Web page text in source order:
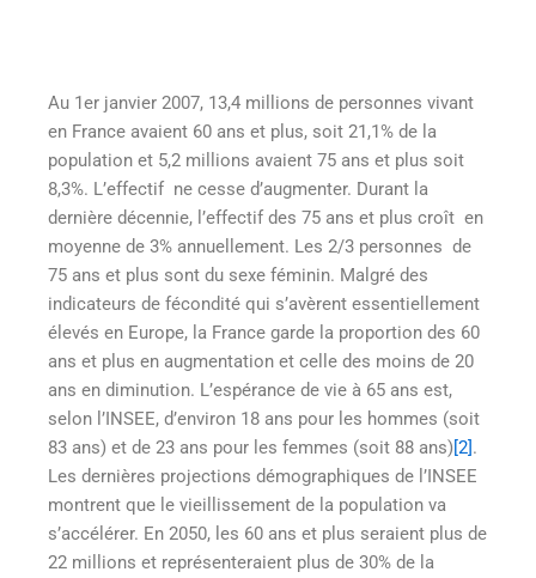
Au 1er janvier 2007, 13,4 millions de personnes vivant
en France avaient 60 ans et plus, soit 21,1% de la
population et 5,2 millions avaient 75 ans et plus soit
8,3%. L’effectif ne cesse d’augmenter. Durant la
dernière décennie, l’effectif des 75 ans et plus croît en
moyenne de 3% annuellement. Les 2/3 personnes de
75 ans et plus sont du sexe féminin. Malgré des
indicateurs de fécondité qui s’avèrent essentiellement
élevés en Europe, la France garde la proportion des 60
ans et plus en augmentation et celle des moins de 20
ans en diminution. L’espérance de vie à 65 ans est,
selon l’INSEE, d’environ 18 ans pour les hommes (soit
83 ans) et de 23 ans pour les femmes (soit 88 ans)[2].
Les dernières projections démographiques de l’INSEE
montrent que le vieillissement de la population va
s’accélérer. En 2050, les 60 ans et plus seraient plus de
22 millions et représenteraient plus de 30% de la